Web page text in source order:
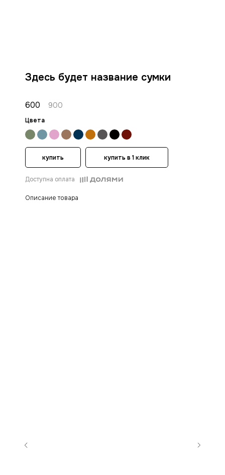
Описание товара
Цвета
Здесь будет название сумки
купить купить в 1 клик
Доступна оплата
900
600